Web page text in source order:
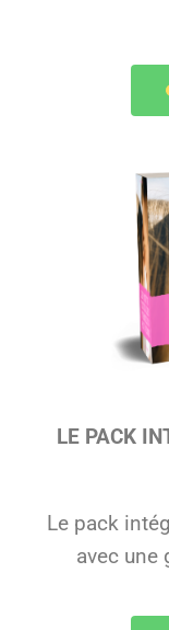
LE PACK
Le pack
avec une